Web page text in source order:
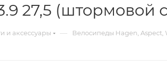
27,5 (штормовой
и аксессуары — Велосипеды Hagen, Aspect,